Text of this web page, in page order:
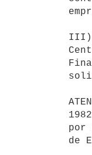
III)
por
de